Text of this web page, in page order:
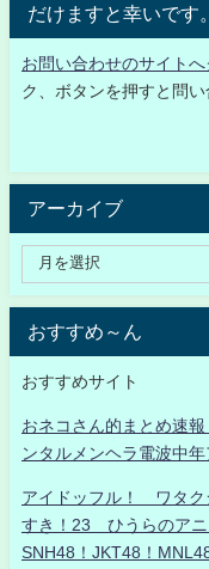
だけますと幸いです。
お問い合わせのサイト
ク、ボタンを押すと問
アーカイブ
おすすめ～ん
おすすめサイト
おネコさん的まとめ速
ンタルメンヘラ電波中
アイドッフル！ ワタ
すき！23 ひうらのア
SNH48！JKT48！